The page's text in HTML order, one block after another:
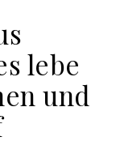
lebe
und